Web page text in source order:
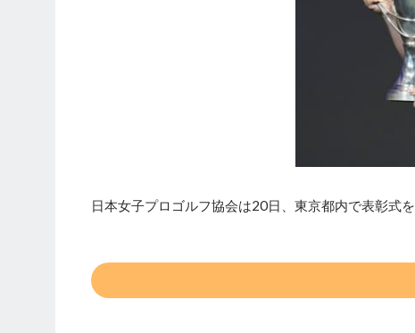
日本女子プロゴルフ協会は20日、東京都内で表彰式